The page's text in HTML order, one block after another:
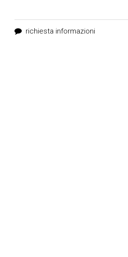
richiesta informazioni